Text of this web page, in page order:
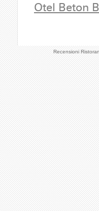
Recensioni
Otel Beton